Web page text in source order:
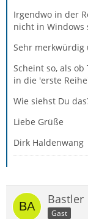
Irgendwo in der
nicht in Windows
Sehr
Scheint so, als
in die 'erste
Wie siehst Du
Liebe Grüße
Dirk Haldenwang
Bastler
Gast